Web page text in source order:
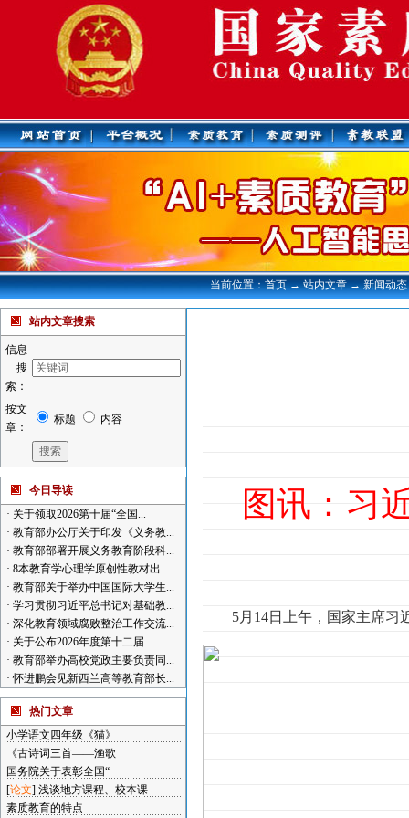
当前位置：首页 → 站内文章 → 新闻动态
站内文章搜索
信息
搜
索：
按文
章：
标题 内容
今日导读
· 关于领取2026第十届“全国...
· 教育部办公厅关于印发《义务教...
· 教育部部署开展义务教育阶段科...
· 8本教育学心理学原创性教材出...
· 教育部关于举办中国国际大学生...
· 学习贯彻习近平总书记对基础教...
· 深化教育领域腐败整治工作交流...
· 关于公布2026年度第十二届...
· 教育部举办高校党政主要负责同...
· 怀进鹏会见新西兰高等教育部长...
热门文章
小学语文四年级《猫》
《古诗词三首——渔歌
国务院关于表彰全国“
[论文] 浅谈地方课程、校本课
素质教育的特点
图讯：习
5月14日上午，国家主席习